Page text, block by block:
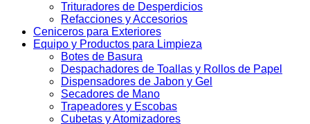
Trituradores de Desperdicios
Refacciones y Accesorios
Ceniceros para Exteriores
Equipo y Productos para Limpieza
Botes de Basura
Despachadores de Toallas y Rollos de Papel
Dispensadores de Jabon y Gel
Secadores de Mano
Trapeadores y Escobas
Cubetas y Atomizadores